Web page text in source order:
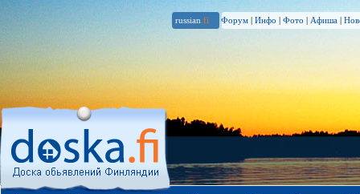
russian .fi Форум | Инфо | Фото | Афиша |